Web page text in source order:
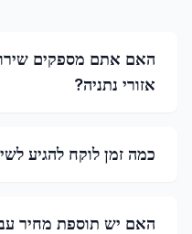
האם אתם מספקים
אזורי נתניה?
כמה זמן לוקח להגיע
האם יש תוספת מחיר